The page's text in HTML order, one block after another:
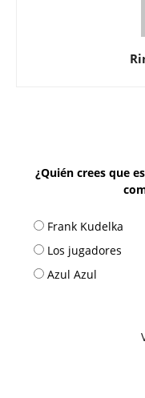
¿Quién crees que
Frank Kudelka
Los jugadores
Azul Azul